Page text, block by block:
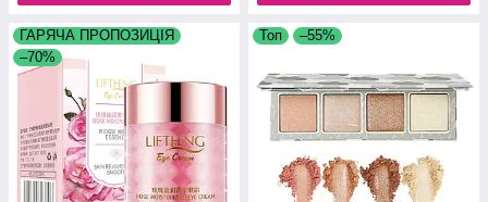
ГАРЯЧА ПРОПОЗИЦІЯ
–70%
Топ –55%